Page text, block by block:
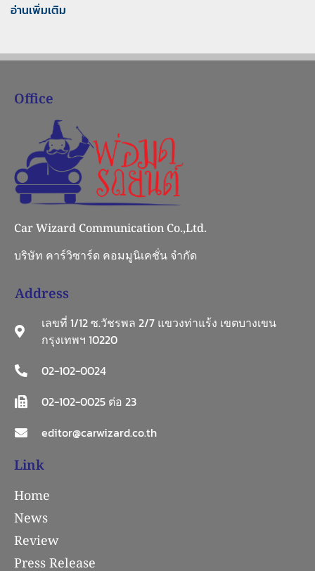
อ่านเพิ่มเติม
Office
Car Wizard Communication Co.,Ltd.
บริษัท คาร์วิซาร์ด คอมมูนิเคชั่น จำกัด
Address
เลขที่ 1/12 ซ.วัชรพล 2/7 แขวงท่าแร้ง เขตบางเขน
กรุงเทพฯ 10220
02-102-0024
02-102-0025 ต่อ 23
editor@carwizard.co.th
Link
Home
News
Review
Press Release